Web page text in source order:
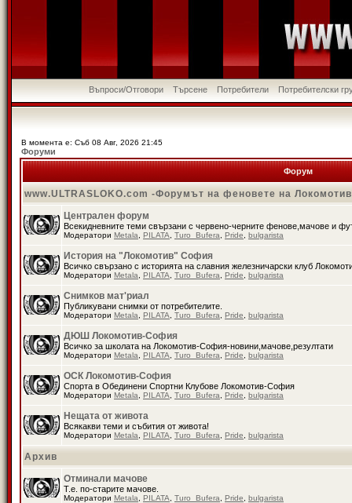
Въпроси/Отговори Търсене Потребители Потребителски
В момента е: Съб 08 Авг, 2026 21:45
Форуми
Форум
www.ULTRASLOKO.com -Форумът на феновете на
Централен форум
Всекидневните теми свързани с червено-черните фенове,мачове и
Модератори Metala PILATA Turo_Bufera Pride bulgarista
История на "Локомотив" София
Всичко свързано с историята на славния железничарски клуб
Модератори Metala PILATA Turo_Bufera Pride bulgarista
Снимков мат'риал
Публикувани снимки от потребителите.
Модератори Metala PILATA Turo_Bufera Pride bulgarista
ДЮШ Локомотив-София
Всичко за школата на Локомотив-София-новини,мачове,резултати
Модератори Metala PILATA Turo_Bufera Pride bulgarista
ОСК Локомотив-София
Спорта в Обединени Спортни Клубове Локомотив-София
Модератори Metala PILATA Turo_Bufera Pride bulgarista
Нещата от живота
Всякакви теми и събития от живота!
Модератори Metala PILATA Turo_Bufera Pride bulgarista
Архив
Отминали мачове
Т.е. по-старите мачове.
Модератори Metala PILATA Turo_Bufera Pride bulgarista